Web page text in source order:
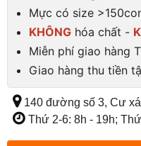
Mực có size
KHÔNG hóa chất -
Miễn phí giao hàng
Giao hàng thu tiền
140 đường số 3, Cư
Thứ 2-6: 8h - 19h;